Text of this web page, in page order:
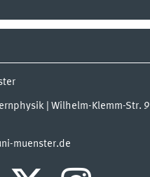
| Wilhelm-Klemm-Str. 9
muenster.de